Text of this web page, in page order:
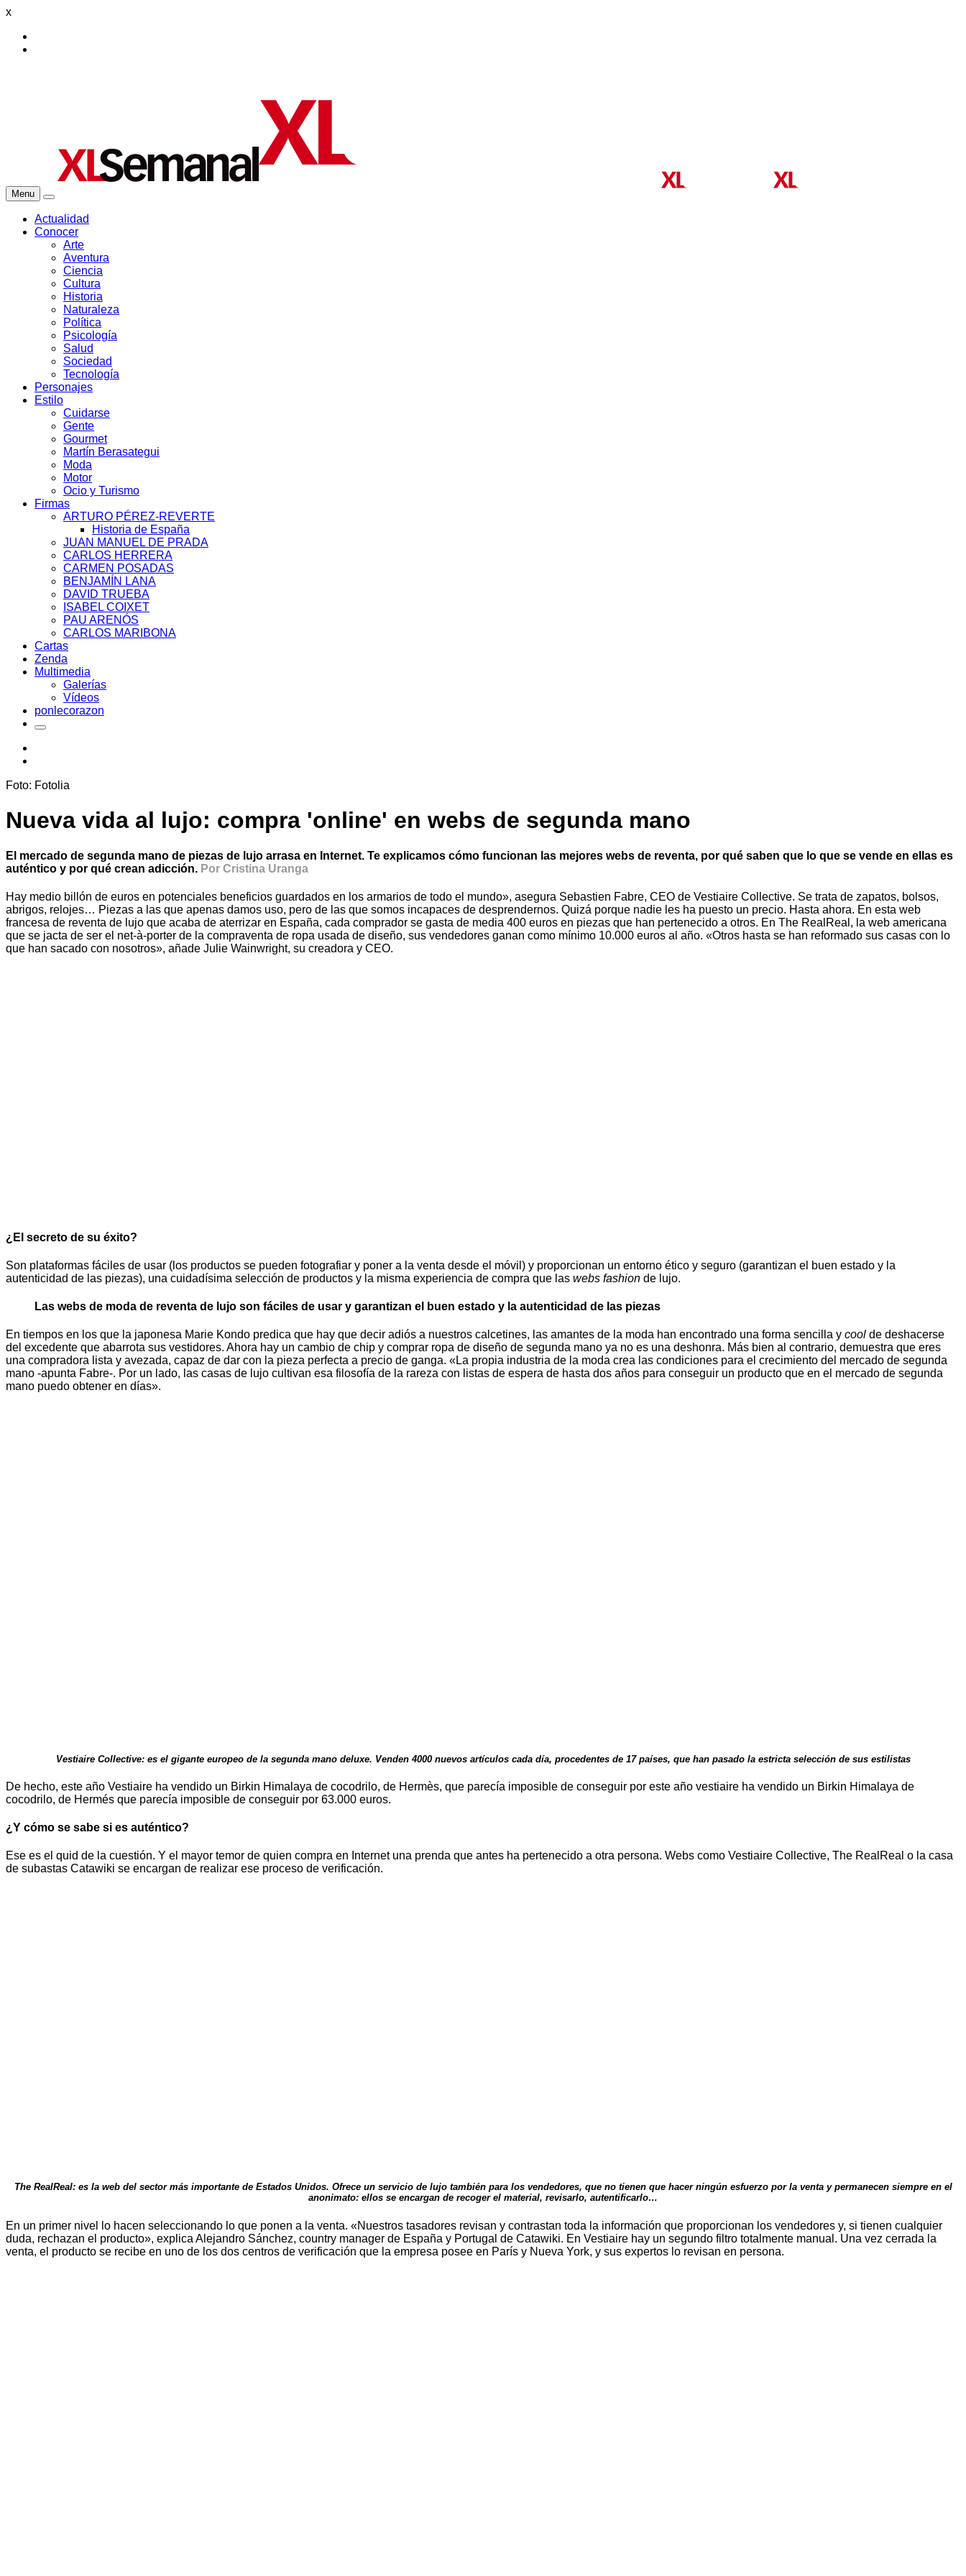
x
Menu
Actualidad
Conocer
Arte
Aventura
Ciencia
Cultura
Historia
Naturaleza
Política
Psicología
Salud
Sociedad
Tecnología
Personajes
Estilo
Cuidarse
Gente
Gourmet
Martín Berasategui
Moda
Motor
Ocio y Turismo
Firmas
ARTURO PÉREZ-REVERTE
Historia de España
JUAN MANUEL DE PRADA
CARLOS HERRERA
CARMEN POSADAS
BENJAMÍN LANA
DAVID TRUEBA
ISABEL COIXET
PAU ARENÓS
CARLOS MARIBONA
Cartas
Zenda
Multimedia
Galerías
Vídeos
ponlecorazon
Foto: Fotolia
Nueva vida al lujo: compra 'online' en webs de segunda mano
El mercado de segunda mano de piezas de lujo arrasa en Internet. Te explicamos cómo funcionan las mejores webs de reventa, por qué saben que lo que se vende en ellas es
auténtico y por qué crean adicción. Por Cristina Uranga
Hay medio billón de euros en potenciales beneficios guardados en los armarios de todo el mundo», asegura Sebastien Fabre, CEO de Vestiaire Collective. Se trata de zapatos, bolsos,
abrigos, relojes… Piezas a las que apenas damos uso, pero de las que somos incapaces de desprendernos. Quizá porque nadie les ha puesto un precio. Hasta ahora. En esta web
francesa de reventa de lujo que acaba de aterrizar en España, cada comprador se gasta de media 400 euros en piezas que han pertenecido a otros. En The RealReal, la web americana
que se jacta de ser el net-à-porter de la compraventa de ropa usada de diseño, sus vendedores ganan como mínimo 10.000 euros al año. «Otros hasta se han reformado sus casas con lo
que han sacado con nosotros», añade Julie Wainwright, su creadora y CEO.
¿El secreto de su éxito?
Son plataformas fáciles de usar (los productos se pueden fotografiar y poner a la venta desde el móvil) y proporcionan un entorno ético y seguro (garantizan el buen estado y la
autenticidad de las piezas), una cuidadísima selección de productos y la misma experiencia de compra que las webs fashion de lujo.
Las webs de moda de reventa de lujo son fáciles de usar y garantizan el buen estado y la autenticidad de las piezas
En tiempos en los que la japonesa Marie Kondo predica que hay que decir adiós a nuestros calcetines, las amantes de la moda han encontrado una forma sencilla y cool de deshacerse
del excedente que abarrota sus vestidores. Ahora hay un cambio de chip y comprar ropa de diseño de segunda mano ya no es una deshonra. Más bien al contrario, demuestra que eres
una compradora lista y avezada, capaz de dar con la pieza perfecta a precio de ganga. «La propia industria de la moda crea las condiciones para el crecimiento del mercado de segunda
mano -apunta Fabre-. Por un lado, las casas de lujo cultivan esa filosofía de la rareza con listas de espera de hasta dos años para conseguir un producto que en el mercado de segunda
mano puedo obtener en días».
Vestiaire Collective: es el gigante europeo de la segunda mano deluxe. Venden 4000 nuevos artículos cada día, procedentes de 17 países, que han pasado la estricta selección de sus estilistas
De hecho, este año Vestiaire ha vendido un Birkin Himalaya de cocodrilo, de Hermès, que parecía imposible de conseguir por este año vestiaire ha vendido un Birkin Himalaya de
cocodrilo, de Hermés que parecía imposible de conseguir por 63.000 euros.
¿Y cómo se sabe si es auténtico?
Ese es el quid de la cuestión. Y el mayor temor de quien compra en Internet una prenda que antes ha pertenecido a otra persona. Webs como Vestiaire Collective, The RealReal o la casa
de subastas Catawiki se encargan de realizar ese proceso de verificación.
The RealReal: es la web del sector más importante de Estados Unidos. Ofrece un servicio de lujo también para los vendedores, que no tienen que hacer ningún esfuerzo por la venta y permanecen siempre en el
anonimato: ellos se encargan de recoger el material, revisarlo, autentificarlo…
En un primer nivel lo hacen seleccionando lo que ponen a la venta. «Nuestros tasadores revisan y contrastan toda la información que proporcionan los vendedores y, si tienen cualquier
duda, rechazan el producto», explica Alejandro Sánchez, country manager de España y Portugal de Catawiki. En Vestiaire hay un segundo filtro totalmente manual. Una vez cerrada la
venta, el producto se recibe en uno de los dos centros de verificación que la empresa posee en París y Nueva York, y sus expertos lo revisan en persona.